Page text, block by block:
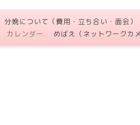
分娩について（費用・立ち合い・面会）
カレンダー めばえ（ネットワークカ